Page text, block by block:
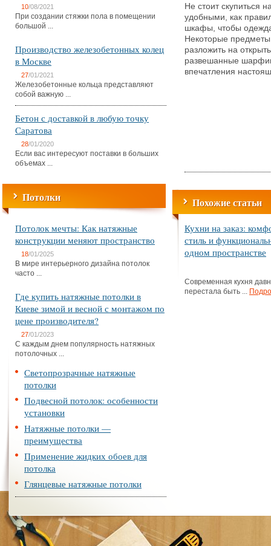
10/08/2021
При создании стяжки пола в помещении
большой ...
Производство железобетонных колец
в Москве
27/01/2021
Железобетонные кольца представляют
собой важную ...
Бетон с доставкой в любую точку
Саратова
28/01/2020
Если вас интересуют поставки в больших
объемах ...
Потолки
Потолок мечты: Как натяжные
конструкции меняют пространство
18/01/2025
В мире интерьерного дизайна потолок
часто ...
Где купить натяжные потолки в
Киеве зимой и весной с монтажом по
цене производителя?
27/01/2023
С каждым днем популярность натяжных
потолочных ...
Светопрозрачные натяжные
потолки
Подвесной потолок: особенности
установки
Натяжные потолки —
преимущества
Применение жидких обоев для
потолка
Глянцевые натяжные потолки
Не стоит скупиться
удобными, как
шкафы, чтобы
Некоторые
разложить на
развешанные
впечатления
Похожие статьи
Кухни на заказ:
стиль и
одном пространстве
Современная кухня
перестала быть ...